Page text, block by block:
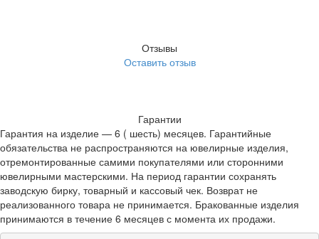
Отзывы
Оставить отзыв
Гарантии
Гарантия на изделие — 6 ( шесть) месяцев. Гарантийные
обязательства не распространяются на ювелирные изделия,
отремонтированные самими покупателями или сторонними
ювелирными мастерскими. На период гарантии сохранять
заводскую бирку, товарный и кассовый чек. Возврат не
реализованного товара не принимается. Бракованные изделия
принимаются в течение 6 месяцев с момента их продажи.